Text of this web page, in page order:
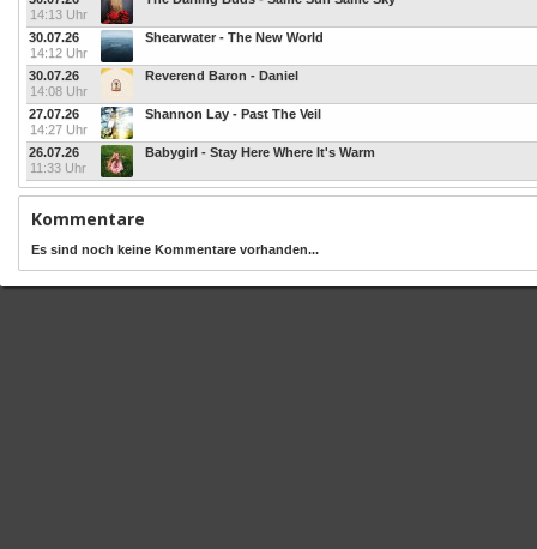
14:13 Uhr
30.07.26
14:12 Uhr
Shearwater - The New World
30.07.26
14:08 Uhr
Reverend Baron - Daniel
27.07.26
14:27 Uhr
Shannon Lay - Past The Veil
26.07.26
11:33 Uhr
Babygirl - Stay Here Where It's Warm
Kommentare
Es sind noch keine Kommentare vorhanden...